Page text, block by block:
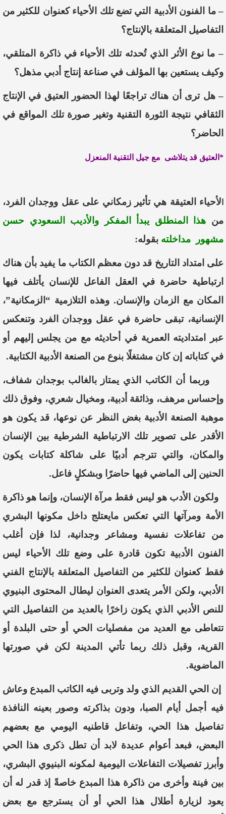
–ما الفنون الأدبية التي تضع تلك الأحياءكعنوان للكثير من
التفاصيل المتعلقة بالإنتاج؟
– ما نوع الأثر الذي تحدثه تلك الأحياء في ذاكرة المتلقي،
وكيف يستعين بها المؤلف في صناعة إنتاج أدبي مذهل؟
–هل ترى أن هناك تراجعًا لهذا الحضور العتيق في
الإنتاج
الثقافي نتيجة الثورة التقنية وتغير صورة تلك المواقع في
الحاضر؟
*العتيق قد يتلاشى مع جيل التقنية المنعزل
لأحياء العتيقة هي تأثير زمكاني على عقل ووجدان الفرد،
من هذا المنطلق يبدأ المفكر والأديب السعودي حسن
مشهور
مداخلته بقوله:
على امتداد التاريخ قد دون معظم الكتاب ما يفيد بأن هناك
ارتباطية حاضرة في العقل الفاعل للإنسان يأتلف فيها
المكان مع الزمان والإنسان. وهذه التلازمية “الزمكانية”،
الإنسانية، تبقى حاضرة في عقل ووجدان الفرد وتنعكس
عبر امتداديته العمرية في أحاديثه مع من يجلس إليهم أو
في كتاباته إن كان مشتغلًا بنوع من الصنعة الأدبية الكتابية.
وربما أن الكاتب الذي يمتاز بالغالب بوجدان شفاف،
وإحساس مرهف، وذائقة أدبية، ومخيال شعري، وفوق ذلك
موهبة الصنعة الأدبية بغض النظر عن نوعها، قد يكون هو
الأقدر على تصوير تلك الارتباطية الشرطية بين الإنسان
والمكان، والتي تترجم أدبيًا على شاكلة كتابات يكون
الحنين إلى الماضي فيها حاضرًا وبشكلٍ فاعل.
ولكون الأدب هو ليس فقط مرآة الإنسان، وإنما هو ذاكرة
الأمة ومرآتها التي تعكس مايعتلج داخل مكونها البشري
من تفاعلات نفسية ومشاعر وجدانية، لذا فإن أغلب
الفنون الأدبية تكون قادرة على وضع تلك الأحياء ليس
فقط كعنوان للكثير من التفاصيل المتعلقة بالإنتاج الفني
الأدبي، ولكن الأمر يتعدى العنوان ليطال المحتوى البنيوي
للنص الأدبي الذي يكون زاخرًا بالعديد من التفاصيل التي
تتعاطى مع العديد من مفصليات الحي أو حتى البلدة أو
القرية، وقبل ذلكربماتأتي المدينة لكن في صورتها
الماضوية.
إن الحي القديم الذي ولد وتربى فيه الكاتب المبدع وعاش
فيه أجمل أيام الصبا، ودون بذاكرته وصور بعينه
النافذة
تفاصيل هذا الحي، وتفاعل قاطنيه اليومي مع بعضهم
البعض،فبعد أعوام عديدة لابد أن تطل ذكرى هذا الحي
وأبرز تفصيلات التفاعلات اليومية لمكونه البنيوي البشري،
بين فينة وأخرى من ذاكرة هذا المبدع خاصةً إذ قدر له أن
يعود لزيارة أطلال هذا الحي أو أن يسترجع مع بعض